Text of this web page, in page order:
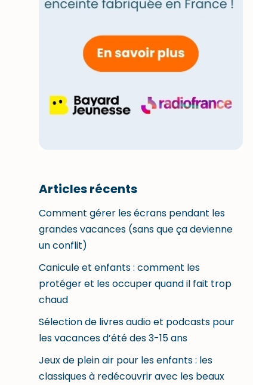
Articles récents
Comment gérer les écrans pendant les
grandes vacances (sans que ça devienne
un conflit)
Canicule et enfants : comment les
protéger et les occuper quand il fait trop
chaud
Sélection de livres audio et podcasts pour
les vacances d’été des 3-15 ans
Jeux de plein air pour les enfants : les
classiques à redécouvrir avec les beaux